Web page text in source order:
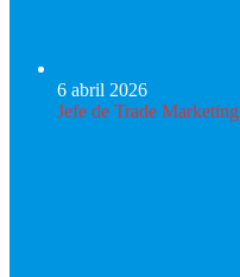
6 abril 2026
Jefe de Trade Marketing